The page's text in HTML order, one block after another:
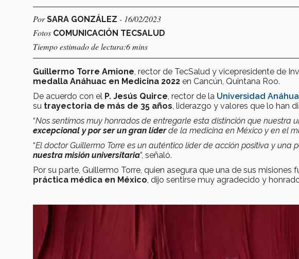
PorSARA GONZÁLEZ - 16/02/2023
Fotos COMUNICACIÓN TECSALUD
Tiempo estimado de lectura:6 mins
Guillermo Torre Amione , rector de TecSalud y vicepresidente de
medalla Anáhuac en Medicina 2022 en Cancún, Quintana Roo.
De acuerdo con el P. Jesús Quirce , rector de la Universidad
su trayectoria de más de 35 años , liderazgo y valores que lo han
“Nos sentimos muy honrados de entregarle esta distinción que nuestra
excepcional y por ser un gran líderde la medicina en México y en el
“El doctor Guillermo Torre es un auténtico líder de acción positiva y una
nuestra misión universitaria”, señaló.
Por su parte, Guillermo Torre, quien asegura que una de sus misiones
práctica médica en México , dijo sentirse muy agradecido y